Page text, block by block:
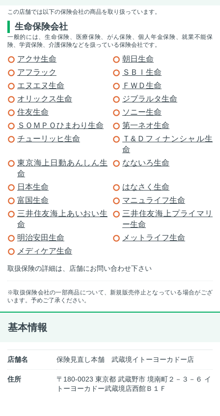
この店舗では以下の保険会社の商品を取り扱っています。
生命保険会社
一般的には、生命保険、医療保険、がん保険、個人年金保険、就業不能保
険、学資保険、介護保険などを扱っている保険会社です。
アクサ生命
朝日生命
アフラック
ＳＢＩ生命
エヌエヌ生命
ＦＷＤ生命
オリックス生命
ジブラルタ生命
住友生命
ソニー生命
ＳＯＭＰＯひまわり生命
第一ネオ生命
チューリッヒ生命
Ｔ&Ｄフィナンシャル生
命
東京海上日動あんしん生
命
なないろ生命
日本生命
はなさく生命
富国生命
マニュライフ生命
三井住友海上あいおい生
命
三井住友海上プライマリ
ー生命
明治安田生命
メットライフ生命
メディケア生命
取扱保険の詳細は、店舗にお問い合わせ下さい
※取扱保険会社の一部商品について、新規販売停止となっている場合がござ
います。予めご了承ください。
基本情報
店舗名 保険見直し本舗 武蔵境イトーヨーカドー店
住所
〒180-0023 東京都 武蔵野市 境南町２－３－６ イ
トーヨーカドー武蔵境店西館Ｂ１Ｆ